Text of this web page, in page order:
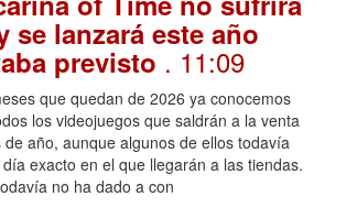
se lanzará este año
previsto . 11:09
que quedan de 2026 ya conocemos
los videojuegos que saldrán a la venta
año, aunque algunos de ellos todavía
exacto en el que llegarán a las tiendas.
no ha dado a con